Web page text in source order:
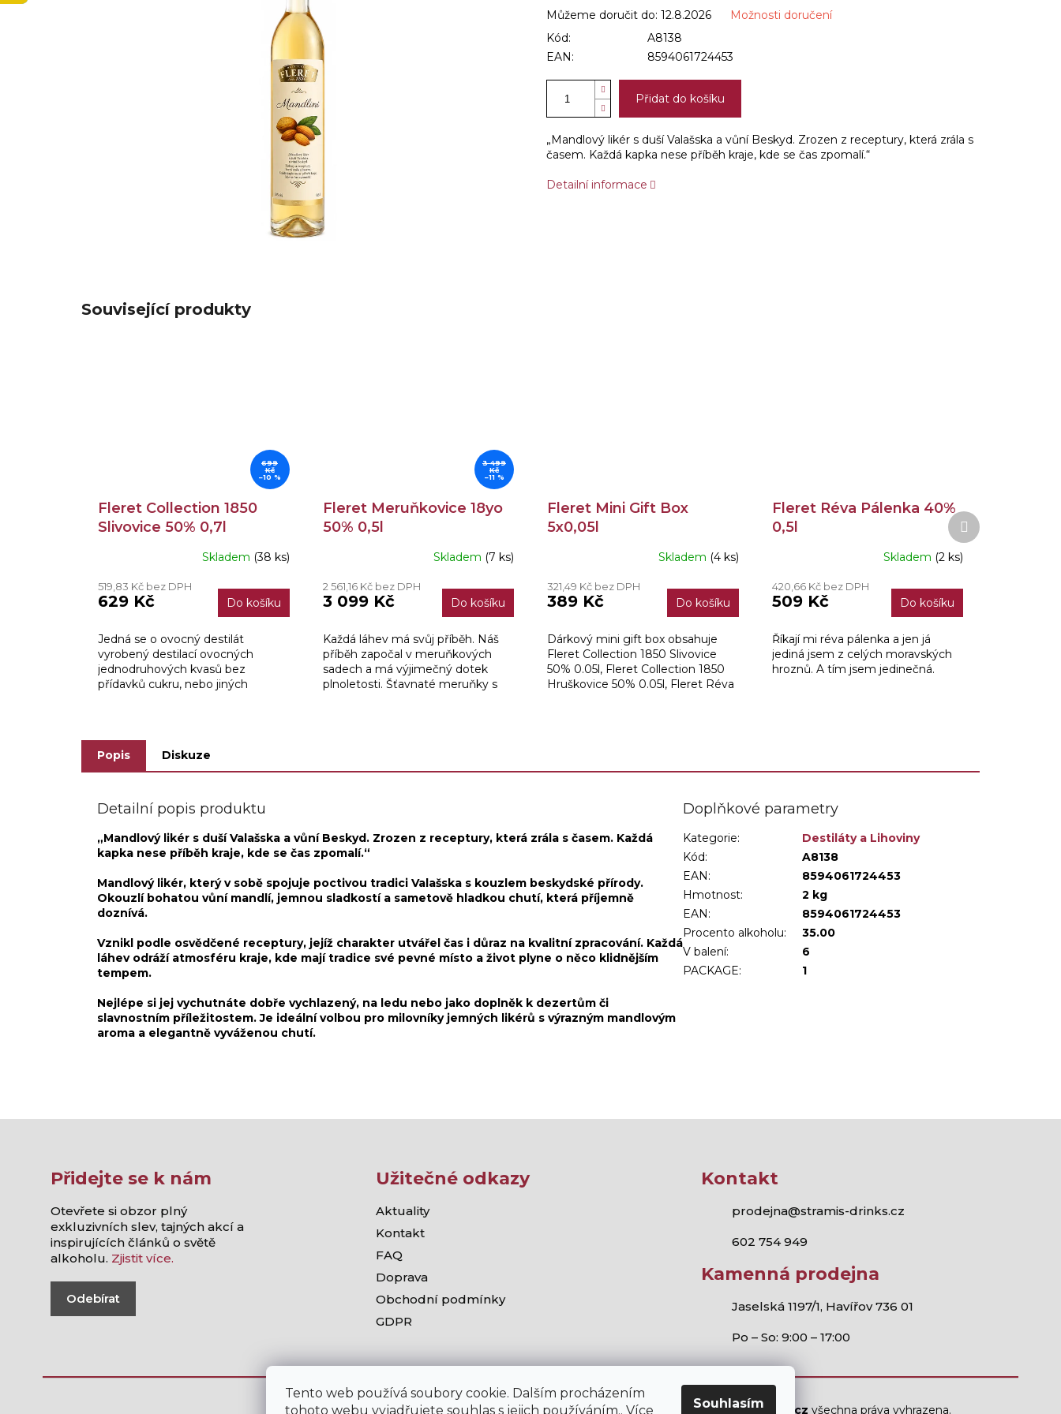
Tento web používá soubory cookie. Dalším procházením
tohoto webu vyjadřujete souhlas s jejich používáním.. Více
Souhlasím
Můžeme doručit do: 12.8.2026
Možnosti doručení
Kód:
A8138
EAN:
8594061724453
Přidat do košíku
„Mandlový likér s duší Valašska a vůní Beskyd. Zrozen z receptury, která zrála s
časem. Každá kapka nese příběh kraje, kde se čas zpomalí.“
Detailní informace
Související produkty
699
Kč
–10 %
Fleret Collection 1850
Slivovice 50% 0,7l
Skladem (38 ks)
519,83 Kč bez DPH
629 Kč Do košíku
Jedná se o ovocný destilát
vyrobený destilací ovocných
jednodruhových kvasů bez
přídavků cukru, nebo jiných
3 499
Kč
–11 %
Fleret Meruňkovice 18yo
50% 0,5l
produktu
je
z
5
hvězdiček.
Skladem (7 ks)
2 561,16 Kč bez DPH
3 099 Kč Do košíku
Každá láhev má svůj příběh. Náš
příběh započal v meruňkových
sadech a má výjimečný dotek
plnoletosti. Šťavnaté meruňky s
Fleret Mini Gift Box
5x0,05l
Skladem (4 ks)
321,49 Kč bez DPH
389 Kč Do košíku
Dárkový mini gift box obsahuje
Fleret Collection 1850 Slivovice
50% 0.05l, Fleret Collection 1850
Hruškovice 50% 0.05l, Fleret Réva
Fleret Réva Pálenka 40%
0,5l
Skladem (2 ks)
420,66 Kč bez DPH
509 Kč Do košíku
Říkají mi réva pálenka a jen já
jediná jsem z celých moravských
hroznů. A tím jsem jedinečná.
Další
produkt
Popis Diskuze
Detailní popis produktu
„Mandlový likér s duší Valašska a vůní Beskyd. Zrozen z receptury, která zrála s časem. Každá
kapka nese příběh kraje, kde se čas zpomalí.“
Mandlový likér, který v sobě spojuje poctivou tradici Valašska s kouzlem beskydské přírody.
Okouzlí bohatou vůní mandlí, jemnou sladkostí a sametově hladkou chutí, která příjemně
doznívá.
Vznikl podle osvědčené receptury, jejíž charakter utvářel čas i důraz na kvalitní zpracování. Každá
láhev odráží atmosféru kraje, kde mají tradice své pevné místo a život plyne o něco klidnějším
tempem.
Nejlépe si jej vychutnáte dobře vychlazený, na ledu nebo jako doplněk k dezertům či
slavnostním příležitostem. Je ideální volbou pro milovníky jemných likérů s výrazným mandlovým
aroma a elegantně vyváženou chutí.
Doplňkové parametry
Kategorie:
Destiláty a Lihoviny
Kód:
A8138
EAN:
8594061724453
Hmotnost:
2 kg
EAN :
8594061724453
Procento alkoholu:
35.00
V balení:
6
PACKAGE: 1
Přidejte se k nám
Otevřete si obzor plný
exkluzivních slev, tajných akcí a
inspirujících článků o světě
alkoholu. Zjistit více.
Odebírat
Užitečné odkazy
Aktuality
Kontakt
FAQ
Doprava
Obchodní podmínky
GDPR
Kontakt
prodejna@stramis-drinks.cz
602 754 949
Kamenná prodejna
Jaselská 1197/1, Havířov 736 01
Po – So: 9:00 – 17:00
Stramis.cz všechna práva vyhrazena.